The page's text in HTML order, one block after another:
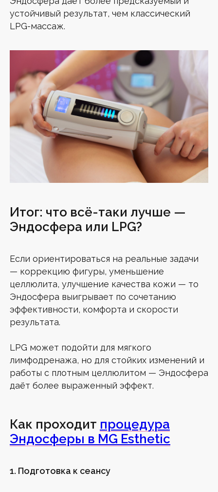
устойчивый результат, чем классический
LPG-массаж.
Итог: что всё-таки лучше —
Эндосфера или LPG?
Если ориентироваться на реальные задачи
— коррекцию фигуры, уменьшение
целлюлита, улучшение качества кожи — то
Эндосфера выигрывает по сочетанию
эффективности, комфорта и скорости
результата.
LPG может подойти для мягкого
лимфодренажа, но для стойких изменений и
работы с плотным целлюлитом — Эндосфера
даёт более выраженный эффект.
Как проходит процедура
Эндосферы в MG Esthetic
1. Подготовка к сеансу
Поделиться
Нажимая кнопку «Подписаться», я даю свое
согласие на обработку персональных
Нажимая на кнопку, я даюсогласие
на получение рассылки
Основательница клиники лазерной
эпиляции MG ESTHETIC
Мария Гаврилова
ПОДПИШИСЬ НА РАССЫЛКУ
ОТ MG ESTHETIC!